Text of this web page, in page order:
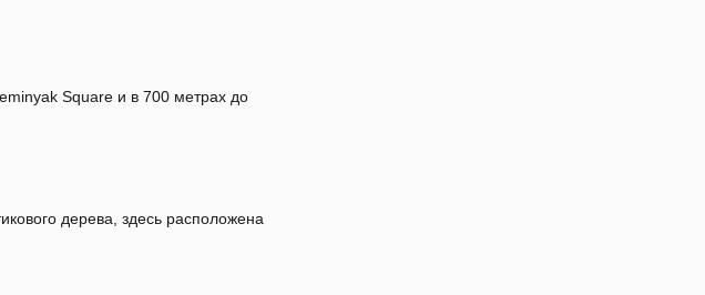
Square и в 700 метрах до
дерева, здесь расположена